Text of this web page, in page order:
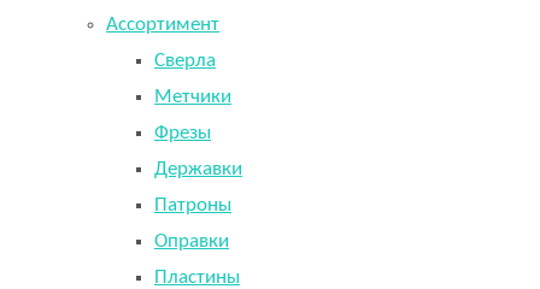
Ассортимент
Сверла
Метчики
Фрезы
Державки
Патроны
Оправки
Пластины